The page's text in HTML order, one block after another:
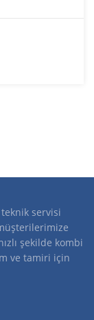
teknik servisi
şekilde kombi
ve tamiri için